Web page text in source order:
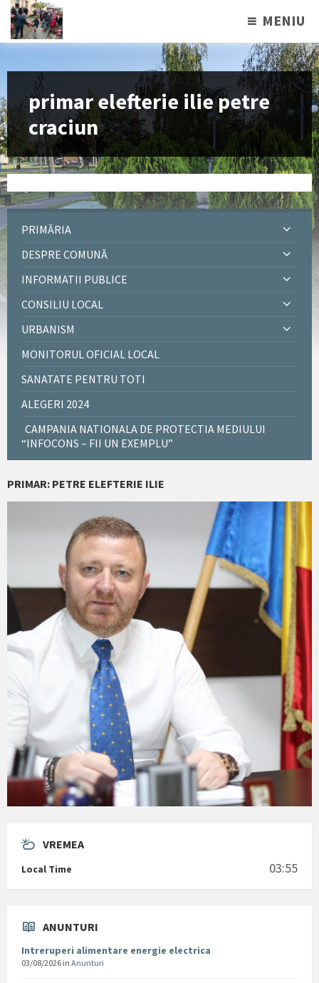
MENIU
primar elefterie ilie petre
craciun
PRIMĂRIA
DESPRE COMUNĂ
INFORMATII PUBLICE
CONSILIU LOCAL
URBANISM
MONITORUL OFICIAL LOCAL
SANATATE PENTRU TOTI
ALEGERI 2024
CAMPANIA NATIONALA DE PROTECTIA MEDIULUI
“INFOCONS – FII UN EXEMPLU”
PRIMAR: PETRE ELEFTERIE ILIE
VREMEA
Local Time 03:55
ANUNTURI
Intreruperi alimentare energie electrica
03/08/2026 in Anunturi